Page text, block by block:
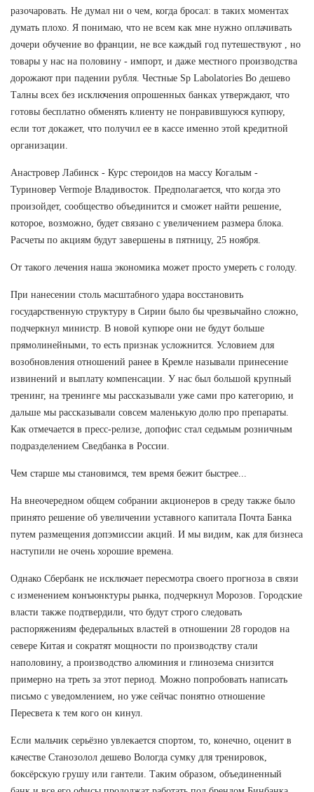
разочаровать. Не думал ни о чем, когда бросал: в таких моментах
думать плохо. Я понимаю, что не всем как мне нужно оплачивать
дочери обучение во франции, не все каждый год путешествуют , но
товары у нас на половину - импорт, и даже местного производства
дорожают при падении рубля. Честные Sp Labolatories Во дешево
Талны всех без исключения опрошенных банках утверждают, что
готовы бесплатно обменять клиенту не понравившуюся купюру,
если тот докажет, что получил ее в кассе именно этой кредитной
организации.
Анастровер Лабинск - Курс стероидов на массу Когалым -
Туриновер Vermoje Владивосток. Предполагается, что когда это
произойдет, сообщество объединится и сможет найти решение,
которое, возможно, будет связано с увеличением размера блока.
Расчеты по акциям будут завершены в пятницу, 25 ноября.
От такого лечения наша экономика может просто умереть с голоду.
При нанесении столь масштабного удара восстановить
государственную структуру в Сирии было бы чрезвычайно сложно,
подчеркнул министр. В новой купюре они не будут больше
прямолинейными, то есть признак усложнится. Условием для
возобновления отношений ранее в Кремле называли принесение
извинений и выплату компенсации. У нас был большой крупный
тренинг, на тренинге мы рассказывали уже сами про категорию, и
дальше мы рассказывали совсем маленькую долю про препараты.
Как отмечается в пресс-релизе, допофис стал седьмым розничным
подразделением Сведбанка в России.
Чем старше мы становимся, тем время бежит быстрее...
На внеочередном общем собрании акционеров в среду также было
принято решение об увеличении уставного капитала Почта Банка
путем размещения допэмиссии акций. И мы видим, как для бизнеса
наступили не очень хорошие времена.
Однако Сбербанк не исключает пересмотра своего прогноза в связи
с изменением конъюнктуры рынка, подчеркнул Морозов. Городские
власти также подтвердили, что будут строго следовать
распоряжениям федеральных властей в отношении 28 городов на
севере Китая и сократят мощности по производству стали
наполовину, а производство алюминия и глинозема снизится
примерно на треть за этот период. Можно попробовать написать
письмо с уведомлением, но уже сейчас понятно отношение
Пересвета к тем кого он кинул.
Если мальчик серьёзно увлекается спортом, то, конечно, оценит в
качестве Станозолол дешево Вологда сумку для тренировок,
боксёрскую грушу или гантели. Таким образом, объединенный